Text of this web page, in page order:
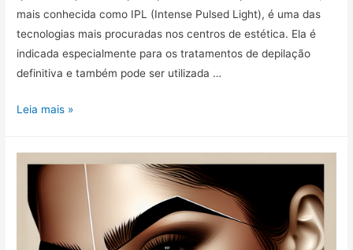
mais conhecida como IPL (Intense Pulsed Light), é uma das
tecnologias mais procuradas nos centros de estética. Ela é
indicada especialmente para os tratamentos de depilação
definitiva e também pode ser utilizada …
Como
Pulsada
na
Depilação:
Guia
Leia mais »